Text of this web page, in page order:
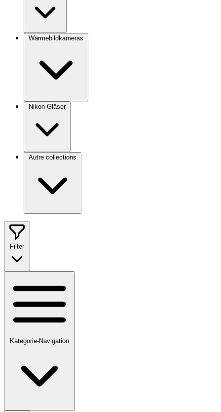
Wärmebildkameras
Nikon-Gläser
Autre collections
Filter
Kategorie-Navigation